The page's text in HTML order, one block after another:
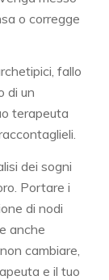
o corregge
fallo
di un
terapeuta
dei sogni
Portare i
di nodi
anche
cambiare,
e il tuo